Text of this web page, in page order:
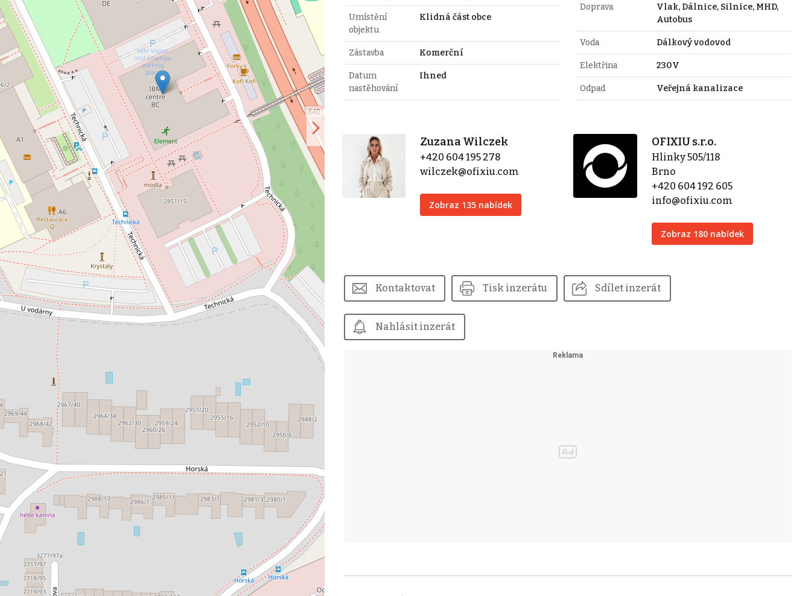
Umístění
objektu
Klidná část obce
Zástavba Komerční
Datum
nastěhování
Ihned
Doprava
Vlak, Dálnice, Silnice, MHD,
Autobus
Voda Dálkový vodovod
Elektřina 230V
Odpad Veřejná kanalizace
Zuzana Wilczek
+420 604 195 278
wilczek@ofixiu.com
Zobraz 135 nabídek
OFIXIU s.r.o.
Hlinky 505/118
Brno
+420 604 192 605
info@ofixiu.com
Zobraz 180 nabídek
Kontaktovat Tisk inzerátu Sdílet inzerát
Nahlásit inzerát